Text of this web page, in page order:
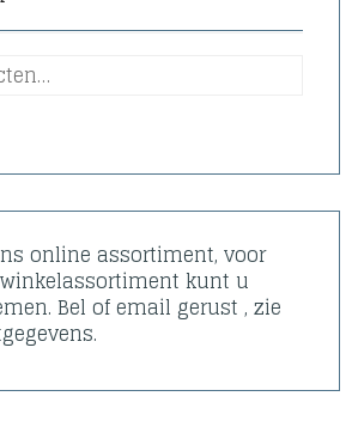
online assortiment, voor
kunt u
Bel of email gerust , zie